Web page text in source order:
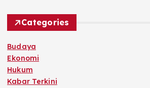
Categories
Budaya
Ekonomi
Hukum
Kabar Terkini